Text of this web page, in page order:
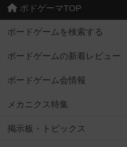
ボドゲーマTOP
ボードゲームを検索する
ボードゲームの新着レビュー
ボードゲーム会情報
メカニクス特集
掲示板・トピックス